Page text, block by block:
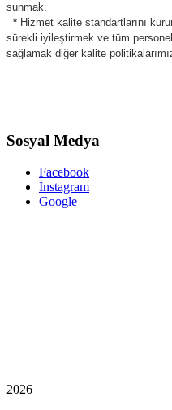
sunmak,
* Hizmet kalite standartlarını
sürekli iyileştirmek ve tüm
sağlamak diğer kalite
Sosyal Medya
Facebook
İnstagram
Google
2026